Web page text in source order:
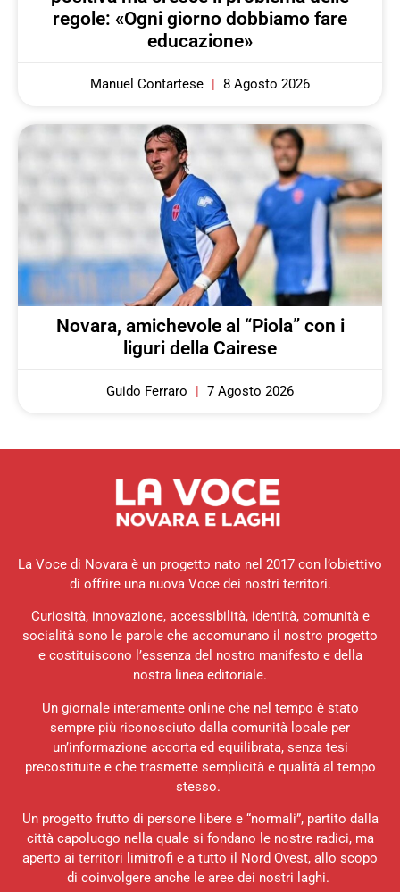
regole: «Ogni giorno dobbiamo fare
educazione»
Manuel Contartese 8 Agosto 2026
Novara, amichevole al “Piola” con i
liguri della Cairese
Guido Ferraro 7 Agosto 2026
La Voce di Novara è un progetto nato nel 2017 con l’obiettivo
di offrire una nuova Voce dei nostri territori.
Curiosità, innovazione, accessibilità, identità, comunità e
socialità sono le parole che accomunano il nostro progetto
e costituiscono l’essenza del nostro manifesto e della
nostra linea editoriale.
Un giornale interamente online che nel tempo è stato
sempre più riconosciuto dalla comunità locale per
un’informazione accorta ed equilibrata, senza tesi
precostituite e che trasmette semplicità e qualità al tempo
stesso.
Un progetto frutto di persone libere e “normali”, partito dalla
città capoluogo nella quale si fondano le nostre radici, ma
aperto ai territori limitrofi e a tutto il Nord Ovest, allo scopo
di coinvolgere anche le aree dei nostri laghi.